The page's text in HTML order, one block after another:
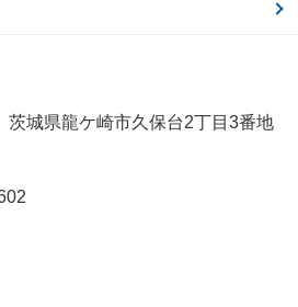
城県龍ケ崎市久保台2丁目3番地